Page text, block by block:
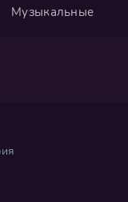
Музыкальные